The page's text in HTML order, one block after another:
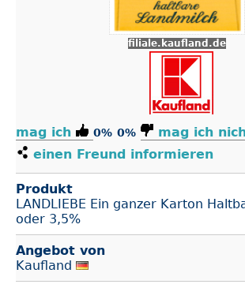
filiale.kaufland.de
mag ich 0% 0% mag ich
einen Freund informieren
Produkt
LANDLIEBE Ein ganzer Karton
oder 3,5%
Angebot von
Kaufland